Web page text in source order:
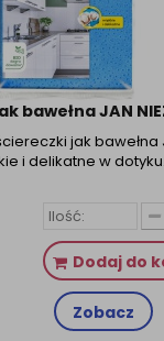
bawełna JAN
jak bawełna
i delikatne w
Dodaj do
Zobacz